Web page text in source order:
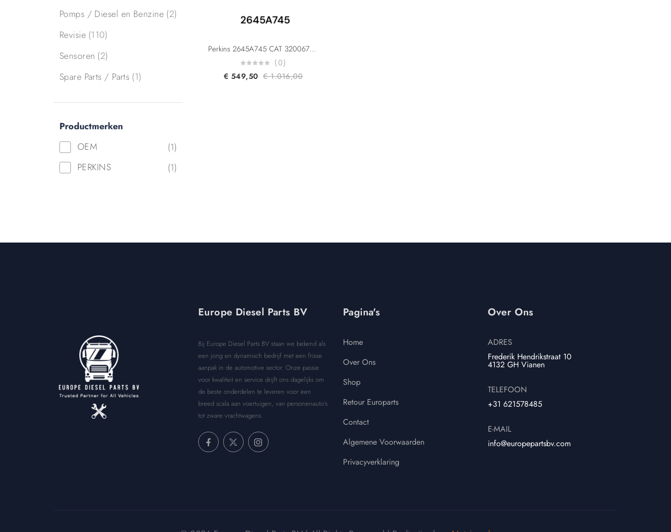
Pomps / Diesel en Benzine (2)
Revisie (110)
Sensoren (2)
Spare Parts / Parts (1)
Productmerken
OEM
(1)
PERKINS
(1)
Perkins 2645A745 CAT 3200670 CAT 6.6 Common Rail Diesel Injector
(0)
€ 549,50 €1.016,00
Europe Diesel Parts BV
Bij Europe Diesel Parts BV staan we bekend als
een jong en dynamisch bedrijf met een frisse
aanpak in de automotive sector. Onze passie
voor kwaliteit en service drijft ons dagelijks om
de beste onderdelen te leveren voor een
breed scala aan voertuigen, van personenauto’s
tot zware vrachtwagens.
Pagina's
Home
Over Ons
Shop
Retour Europarts
Contact
Algemene Voorwaarden
Privacyverklaring
Over Ons
ADRES
Frederik Hendrikstraat 10
4132 GH Vianen
TELEFOON
+31 621578485
E-MAIL
info@europepartsbv.com